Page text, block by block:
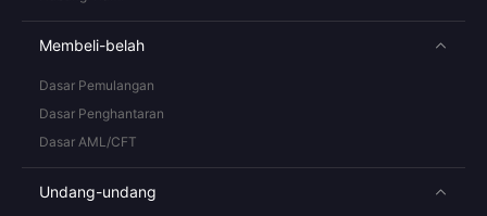
Membeli-belah
Dasar Pemulangan
Dasar Penghantaran
Dasar AML/CFT
Undang-undang